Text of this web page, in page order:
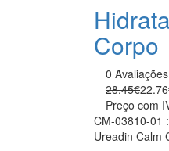
Corpo
0 Avaliações
28.45€
Preço com
CM-03810-01
Ureadin Calm